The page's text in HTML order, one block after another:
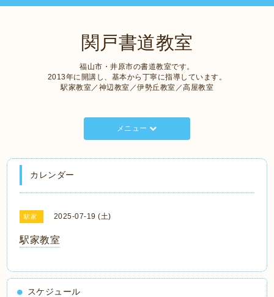
関戸書道教室
福山市・井原市の書道教室です。
2013年に開講し、基本から丁寧に指導しています。
駅家教室／神辺教室／伊勢丘教室／高屋教室
メニュー
カレンダー
駅家 2025-07-19 (土)
駅家教室
スケジュール